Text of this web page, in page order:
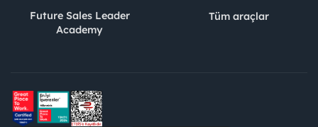
Future Sales Leader
Academy
Tüm araçlar